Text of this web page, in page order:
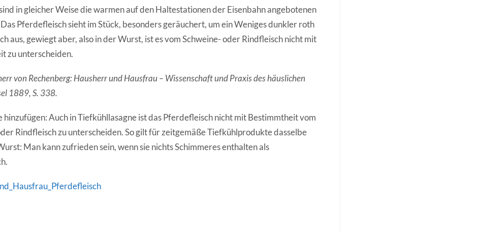
in gleicher Weise die warmen auf den Haltestationen der Eisenbahn angebotenen
Pferdefleisch sieht im Stück, besonders geräuchert, um ein Weniges dunkler roth
aus, gewiegt aber, also in der Wurst, ist es vom Schweine- oder Rindfleisch nicht mit
zu unterscheiden.
von Rechenberg: Hausherr und Hausfrau – Wissenschaft und Praxis des häuslichen
1889, S. 338.
hinzufügen: Auch in Tiefkühllasagne ist das Pferdefleisch nicht mit Bestimmtheit vom
Rindfleisch zu unterscheiden. So gilt für zeitgemäße Tiefkühlprodukte dasselbe
Man kann zufrieden sein, wenn sie nichts Schimmeres enthalten als